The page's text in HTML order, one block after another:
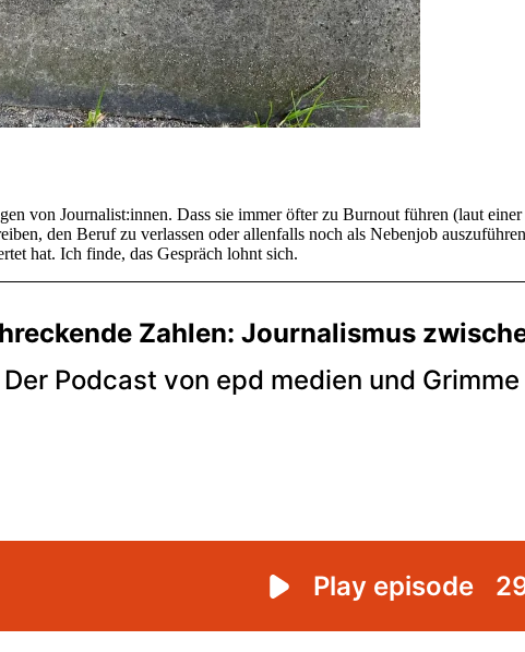
von Journalist:innen. Dass sie immer öfter zu Burnout führen (laut
den Beruf zu verlassen oder allenfalls noch als Nebenjob
hat. Ich finde, das Gespräch lohnt sich.